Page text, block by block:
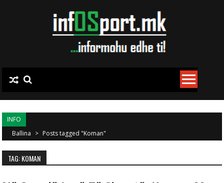
INFO
Ballina > Posts tagged "Koman"
TAG: KOMAN